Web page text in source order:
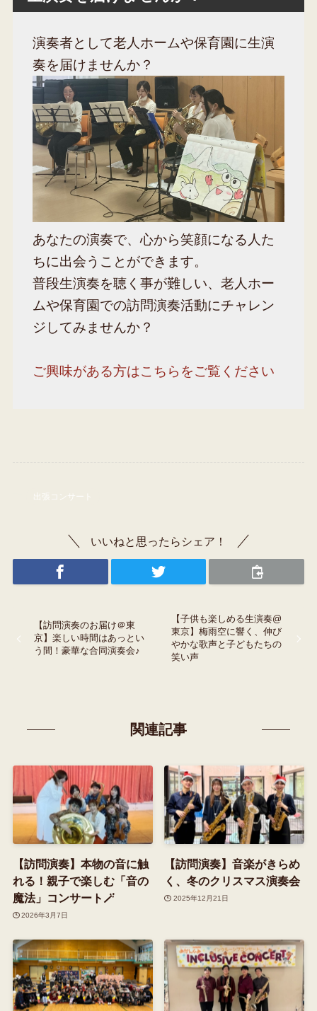
演奏者として老人ホームや保育園に生演
奏を届けませんか？
あなたの演奏で、心から笑顔になる人た
ちに出会うことができます。
普段生演奏を聴く事が難しい、老人ホー
ムや保育園での訪問演奏活動にチャレン
ジしてみませんか？
ご興味がある方はこちらをご覧ください
出張コンサート
いいねと思ったらシェア！
【訪問演奏のお届け＠東
京】楽しい時間はあっとい
う間！豪華な合同演奏会♪
【子供も楽しめる生演奏@
東京】梅雨空に響く、伸び
やかな歌声と子どもたちの
笑い声
関連記事
【訪問演奏】本物の音に触
れる！親子で楽しむ「音の
魔法」コンサート🪄
2026年3月7日
【訪問演奏】音楽がきらめ
く、冬のクリスマス演奏会
2025年12月21日